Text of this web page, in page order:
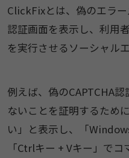
ClickFixとは、偽のエラ
認証画面を表示し、利用
を実行させるソーシャル
例えば、偽のCAPTCHA
ないことを証明するため
い」と表示し、「
「Ctrlキー + Vキー」で